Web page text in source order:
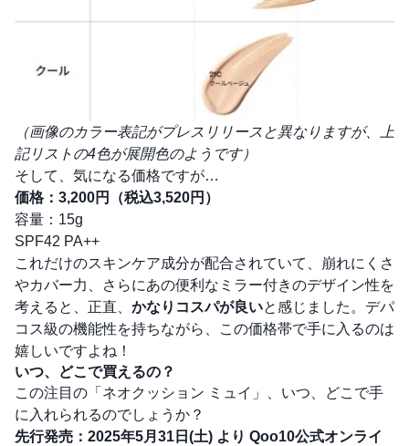
（画像のカラー表記がプレスリリースと異なりますが、上
記リストの4色が展開色のようです）
そして、気になる価格ですが…
価格：3,200円（税込3,520円）
容量：15g
SPF42 PA++
これだけのスキンケア成分が配合されていて、崩れにくさ
やカバー力、さらにあの便利なミラー付きのデザイン性を
考えると、正直、 かなりコスパが良いと感じました。デパ
コス級の機能性を持ちながら、この価格帯で手に入るのは
嬉しいですよね！
いつ、どこで買えるの？
この注目の「ネオクッション ミュイ」、いつ、どこで手
に入れられるのでしょうか？
先行発売：2025年5月31日(土) より Qoo10公式オンライ